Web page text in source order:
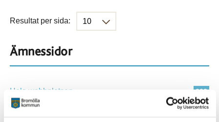
Resultat per sida:
Ämnessidor
203
Hela webbplatsen